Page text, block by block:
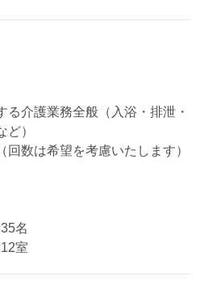
る介護業務全般（入浴・排泄・
）
数は希望を考慮いたします）
名
室